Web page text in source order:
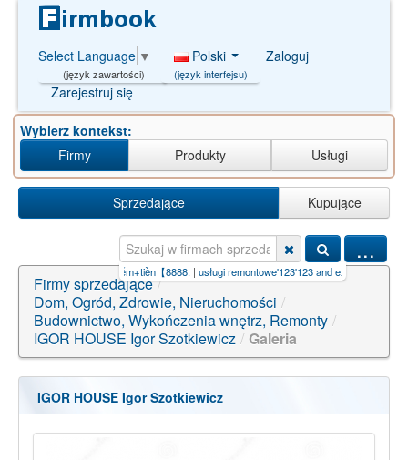
Select Language ▼
(język zawartości)
Polski
(język interfejsu)
Zaloguj
Zarejestruj się
Wybierz kontekst:
Firmy
Produkty Usługi
Sprzedające Kupujące
...
bán+gì+online+dễ+kiếm+tiền【8888.|usługi remontowe'123'123 and ext|
Firmy sprzedające /
Dom, Ogród, Zdrowie, Nieruchomości /
Budownictwo, Wykończenia wnętrz, Remonty /
IGOR HOUSE Igor Szotkiewicz / Galeria
IGOR HOUSE Igor Szotkiewicz